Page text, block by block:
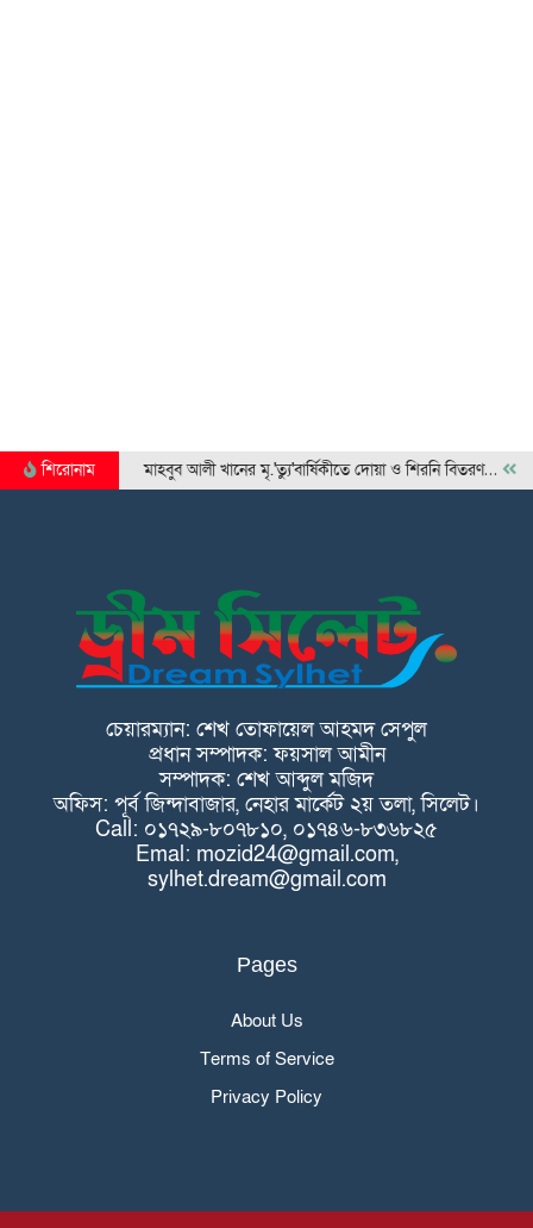
শিরোনামমাহবুব আলী খানের মৃ.'ত্যু'বার্ষিকীতে দোয়া ও শিরনি বিতরণ…
চেয়ারম্যান: শেখ তোফায়েল আহমদ সেপুল
প্রধান সম্পাদক: ফয়সাল আমীন
সম্পাদক: শেখ আব্দুল মজিদ
অফিস: পূর্ব জিন্দাবাজার, নেহার মার্কেট ২য় তলা, সিলেট।
Call: ০১৭২৯-৮০৭৮১০, ০১৭৪৬-৮৩৬৮২৫
Emal: mozid24@gmail.com,
sylhet.dream@gmail.com
Pages
About Us
Terms of Service
Privacy Policy